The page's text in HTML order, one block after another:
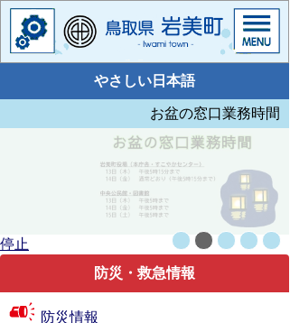
やさしい日本語
お盆の窓口業務時間
停止
防災・救急情報
防災情報